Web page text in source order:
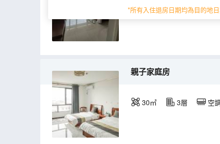
*所有入住退房日期均為目的地
25㎡ 2層 空
親子家庭房
30㎡ 3層 空